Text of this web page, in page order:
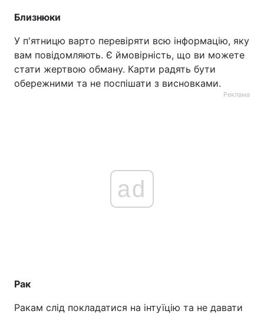
Близнюки
У п'ятницю варто перевіряти всю інформацію, яку
вам повідомляють. Є ймовірність, що ви можете
стати жертвою обману. Карти радять бути
обережними та не поспішати з висновками.
Реклама
ad
Рак
Ракам слід покладатися на інтуїцію та не давати